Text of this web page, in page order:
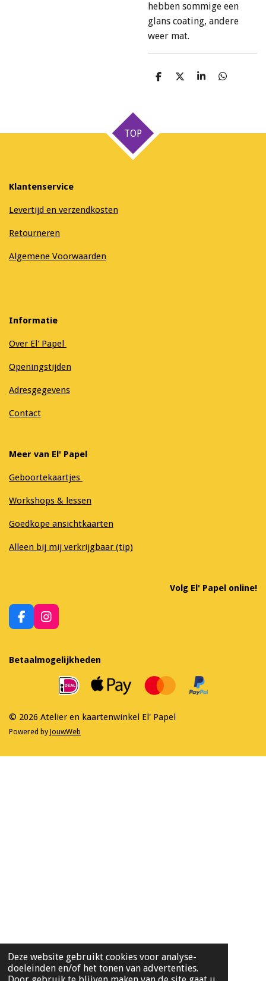
Deze website gebruikt cookies voor analyse-
doeleinden en/of het tonen van advertenties.
hebben sommige een
glans coating, andere
weer mat.
D
D
S
D
TOP
Klantenservice
Levertijd en verzendkosten
Retourneren
Algemene Voorwaarden
Informatie
Over El' Papel
Openingstijden
Adresgegevens
Contact
Meer van El' Papel
Geboortekaartjes
Workshops & lessen
Goedkope ansichtkaarten
Alleen bij mij verkrijgbaar (tip)
Volg El' Papel online!
F
a
e
b
I
n
a
m
Betaalmogelijkheden
© 2026 Atelier en kaartenwinkel El' Papel
Powered by JouwWeb